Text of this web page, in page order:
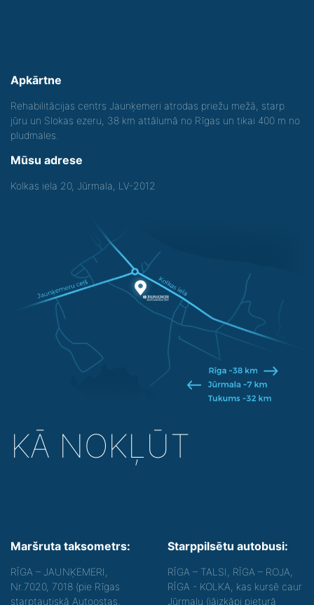
Apkārtne
Rehabilitācijas centrs Jaunķemeri atrodas priežu mežā, starp
jūru un Slokas ezeru, 38 km attālumā no Rīgas un tikai 400 m no
pludmales.
Mūsu adrese
Kolkas iela 20, Jūrmala, LV-2012
KĀ NOKĻŪT
Maršruta taksometrs:
RĪGA – JAUNĶEMERI,
Nr.7020, 7018 (pie Rīgas
starptautiskā Autoostas,
Starppilsētu autobusi:
RĪGA – TALSI, RĪGA – ROJA,
RĪGA - KOLKA, kas kursē caur
Jūrmalu (jāizkāpj pieturā